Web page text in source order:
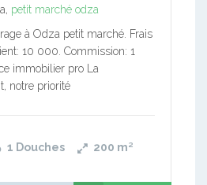
petit marché odza
à Odza petit marché. Frais
10 000. Commission: 1
immobilier pro La
notre priorité
1 Douches 200 m²